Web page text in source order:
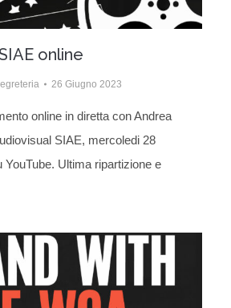
online
26 Giugno 2023
online in diretta con Andrea
SIAE, mercoledi 28
YouTube. Ultima ripartizione e